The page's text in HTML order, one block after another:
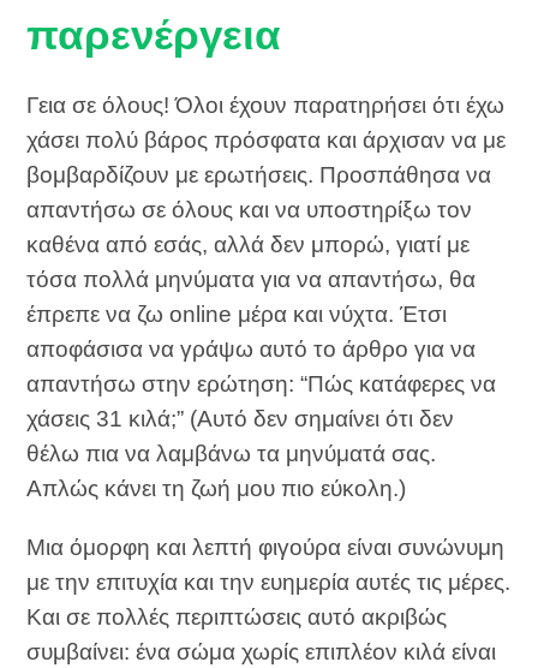
παρενέργεια
Γεια σε όλους! Όλοι έχουν παρατηρήσει ότι έχω
χάσει πολύ βάρος πρόσφατα και άρχισαν να με
βομβαρδίζουν με ερωτήσεις. Προσπάθησα να
απαντήσω σε όλους και να υποστηρίξω τον
καθένα από εσάς, αλλά δεν μπορώ, γιατί με
τόσα πολλά μηνύματα για να απαντήσω, θα
έπρεπε να ζω online μέρα και νύχτα. Έτσι
αποφάσισα να γράψω αυτό το άρθρο για να
απαντήσω στην ερώτηση: “Πώς κατάφερες να
χάσεις 31 κιλά;” (Αυτό δεν σημαίνει ότι δεν
θέλω πια να λαμβάνω τα μηνύματά σας.
Απλώς κάνει τη ζωή μου πιο εύκολη.)
Μια όμορφη και λεπτή φιγούρα είναι συνώνυμη
με την επιτυχία και την ευημερία αυτές τις μέρες.
Και σε πολλές περιπτώσεις αυτό ακριβώς
συμβαίνει: ένα σώμα χωρίς επιπλέον κιλά είναι